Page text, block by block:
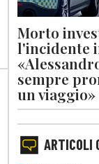
Morto
l'incidente
sempre
un viaggio»
ARTICOLI